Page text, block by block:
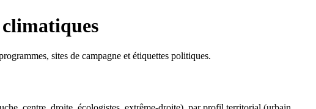
sites de campagne et étiquettes politiques.